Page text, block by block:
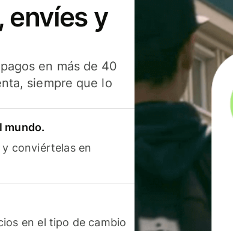
envíes y
en más de 40
siempre que lo
mundo.
conviértelas en
en el tipo de cambio